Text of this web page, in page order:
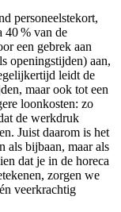
personeelstekort,
40 % van de
een gebrek aan
openingstijden) aan,
leidt de
maar ook tot een
loonkosten: zo
de werkdruk
Juist daarom is het
als bijbaan, maar als
dat je in de horeca
zorgen we
veerkrachtig